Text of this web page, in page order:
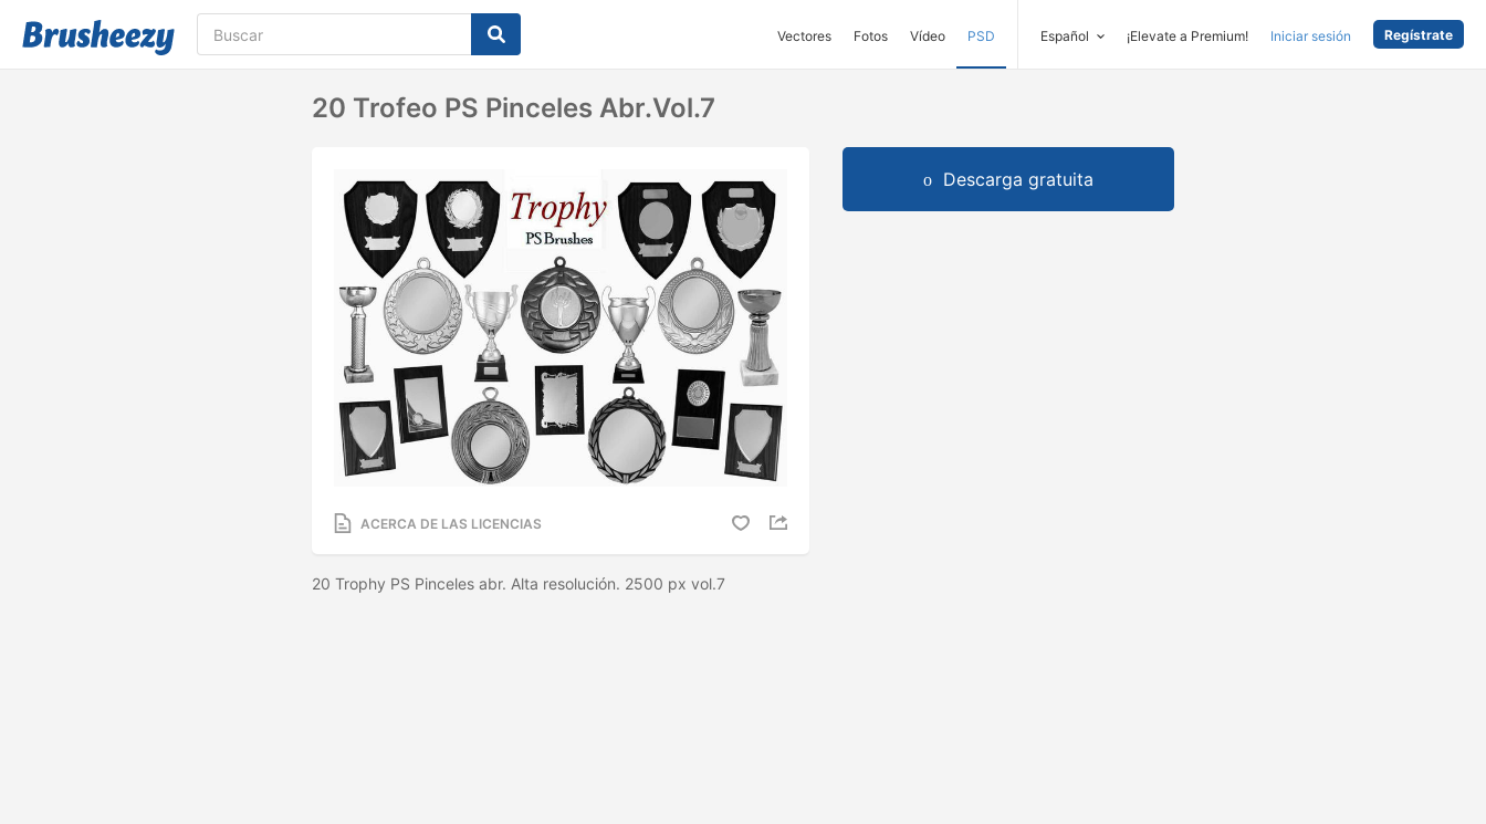
Vectores Fotos Vídeo PSD Español ¡Elevate a Premium! Iniciar sesión Regístrate
20 Trofeo PS Pinceles Abr.vol.7
ACERCA DE LAS LICENCIAS
20 Trophy PS Pinceles abr. Alta resolución. 2500 px vol.7
Descarga gratuita